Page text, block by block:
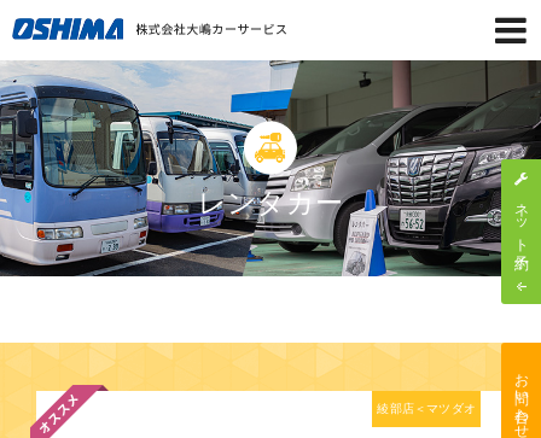
レンタカー
綾部店＜マツダオ
ネット予約
お問い合わせ